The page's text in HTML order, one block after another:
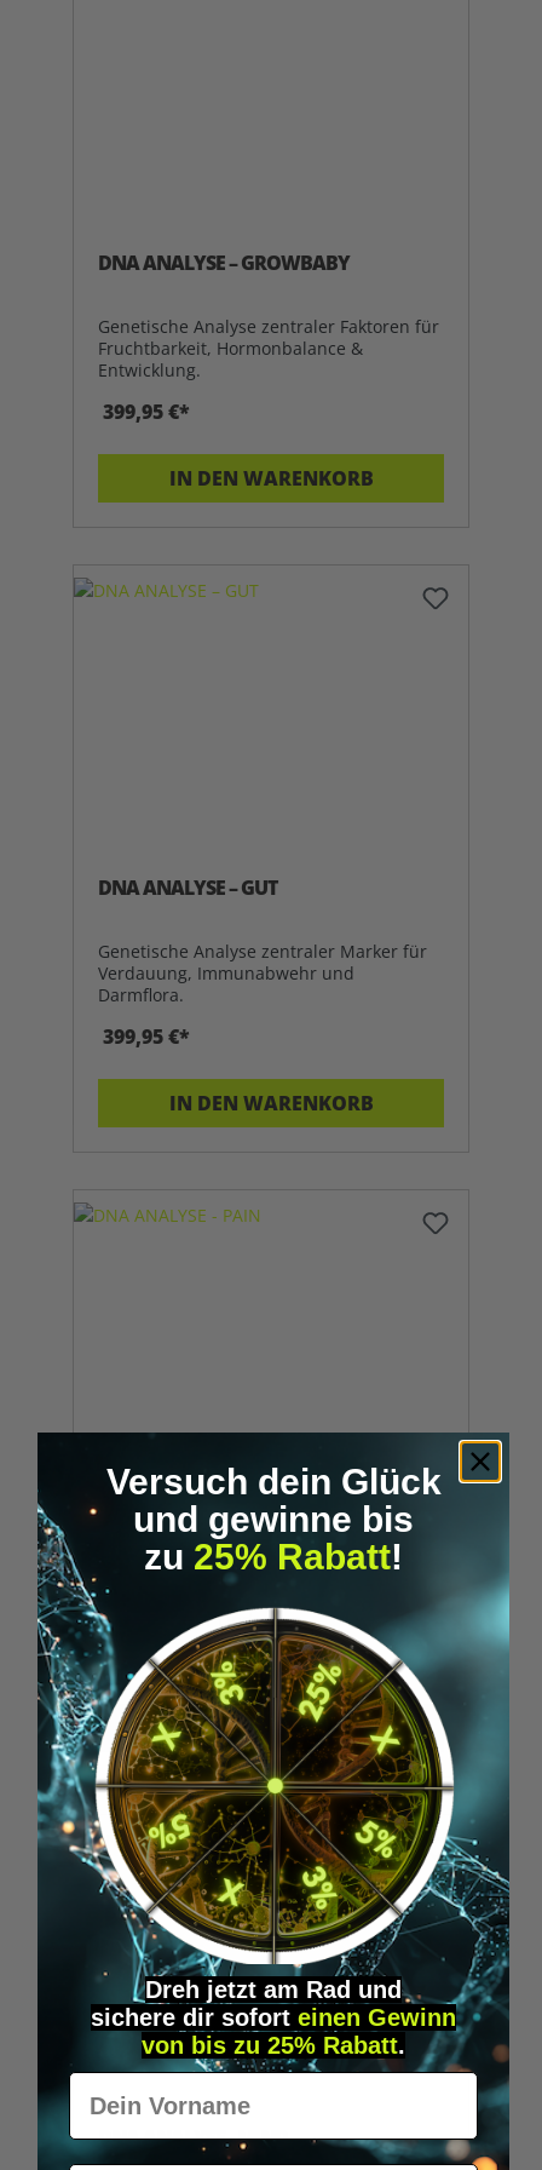
DNA ANALYSE – GROWBABY
Genetische Analyse zentraler Faktoren für
Fruchtbarkeit, Hormonbalance &
Entwicklung.
399,95 €*
IN DEN WARENKORB
DNA ANALYSE – GUT
Genetische Analyse zentraler Marker für
Verdauung, Immunabwehr und
Darmflora.
399,95 €*
IN DEN WARENKORB
DNA ANALYSE - PAIN
Genanalyse biologischer
Schmerzmechanismen für gezielte
Strategien zur Linderung.
399,95 €*
IN DEN WARENKORB
DNA ANALYSE - MIND
Versuch dein Glück
und gewinne bis
zu 25% Rabatt!
Dreh jetzt am Rad und
sichere dir sofort einen Gewinn
von bis zu 25% Rabatt.
Vorname